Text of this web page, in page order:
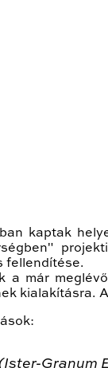
kaptak
fellendítése.
a már
kialakításra.
Granum